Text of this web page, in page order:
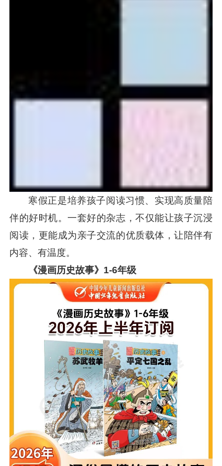
寒假正是培养孩子阅读习惯、实现高质量陪
伴的好时机。一套好的杂志，不仅能让孩子沉浸
阅读，更能成为亲子交流的优质载体，让陪伴有
内容、有温度。
《漫画历史故事》1-6年级